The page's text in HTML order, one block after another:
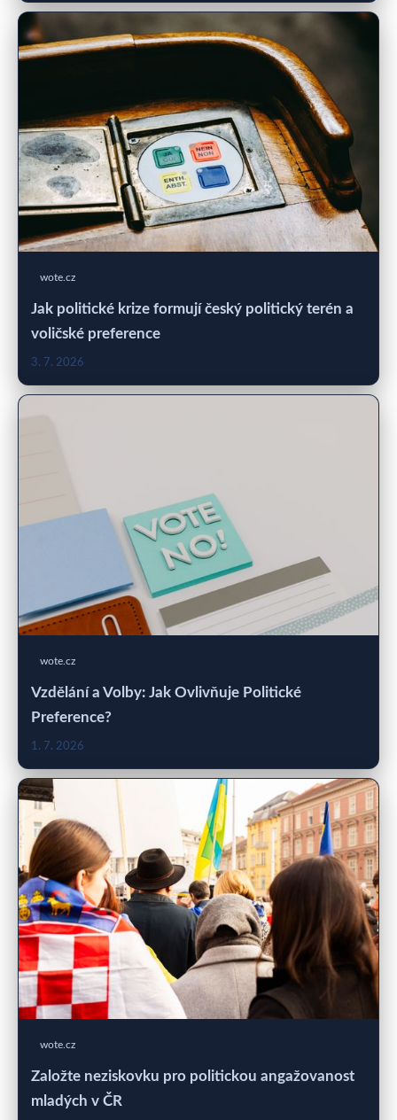
wote.cz
Jak politické krize formují český politický terén a
voličské preference
3. 7. 2026
wote.cz
Vzdělání a Volby: Jak Ovlivňuje Politické
Preference?
1. 7. 2026
wote.cz
Založte neziskovku pro politickou angažovanost
mladých v ČR